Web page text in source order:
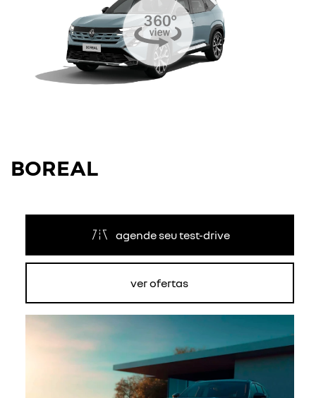
BOREAL
agende seu test-drive
ver ofertas